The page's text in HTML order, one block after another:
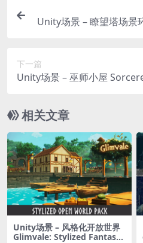
Unity场景 – 瞭望塔场景
下一篇
Unity场景 – 巫师小屋
相关文章
Unity场景 – 风格化开放世界
Glimvale: Stylized Fantasy